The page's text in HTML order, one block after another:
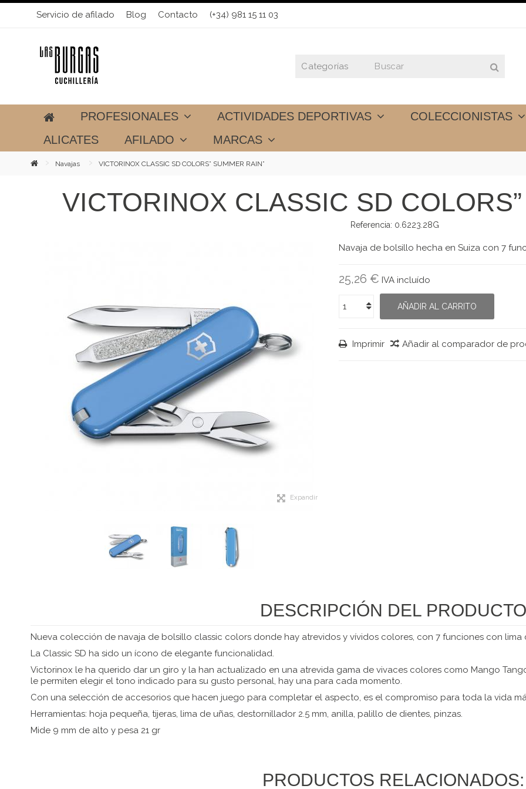
Servicio de afilado Blog Contacto (+34) 981 15 11 03
PROFESIONALES ACTIVIDADES DEPORTIVAS COLECCIONISTAS
ALICATES
AFILADO MARCAS
Navajas VICTORINOX CLASSIC SD COLORS” SUMMER RAIN”
VICTORINOX CLASSIC SD
Referencia: 0.6223.28G
Expandir
Navaja de bolsillo hecha en Suiza con 7
25,26 € IVA incluído
AÑADIR AL CARRITO
Imprimir Añadir al comparador de
DESCRIPCIÓN DEL PRODUCTO
Nueva colección de navaja de bolsillo classic colors donde hay atrevidos y vívidos colores, con 7 funciones con lima
La Classic SD ha sido un ícono de elegante funcionalidad.
Victorinox le ha querido dar un giro y la han actualizado en una atrevida gama de vivaces colores como Mango
le permiten elegir el tono indicado para su gusto personal, hay una para cada momento.
Con una selección de accesorios que hacen juego para completar el aspecto, es el compromiso para toda la vida
Herramientas: hoja pequeña, tijeras, lima de uñas, destornillador 2.5 mm, anilla, palillo de dientes, pinzas.
Mide 9 mm de alto y pesa 21 gr
PRODUCTOS RELACIONADOS: